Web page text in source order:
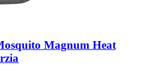
Magnum Heat